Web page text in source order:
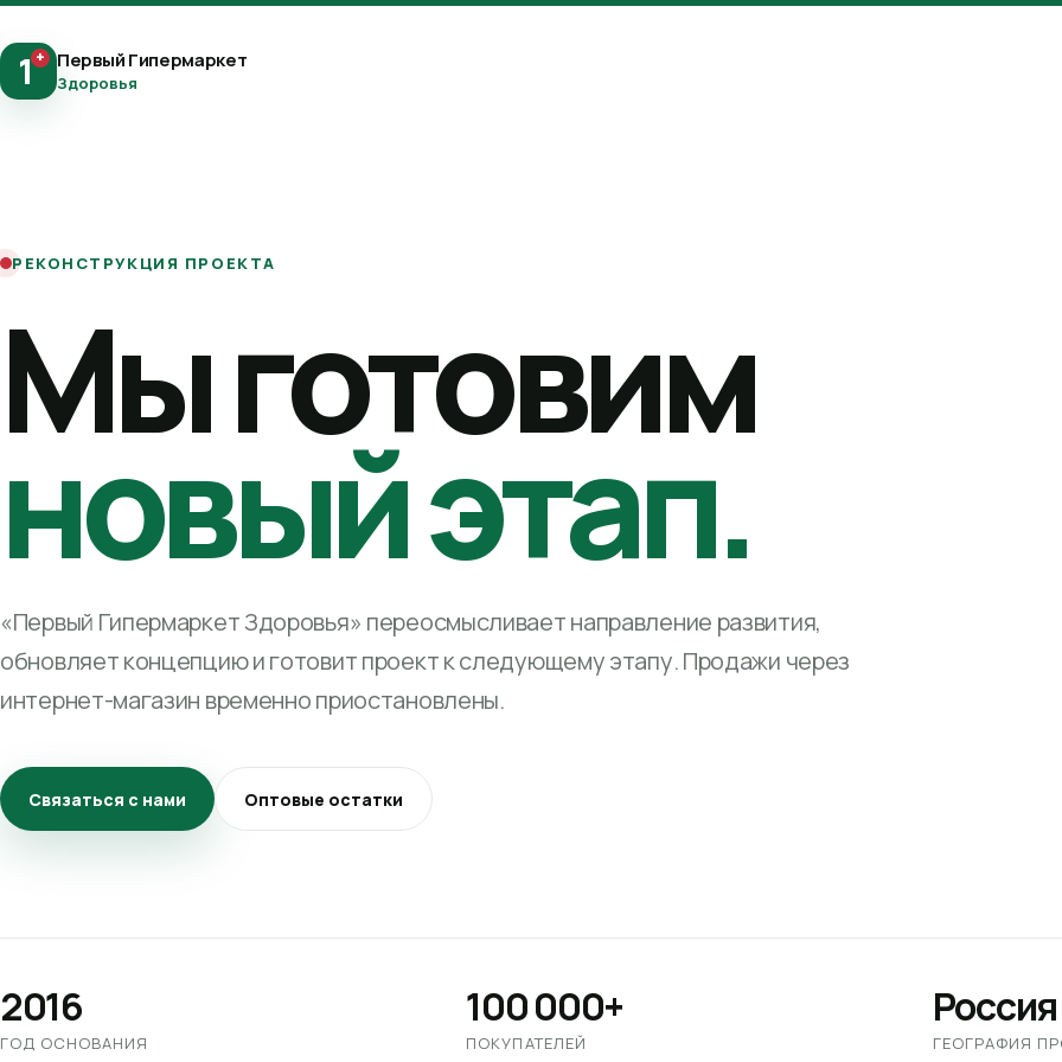
1+ Первый Гипермаркет
Здоровья
РЕКОНСТРУКЦИЯ ПРОЕКТА
Мы готовим
новый этап.
«Первый Гипермаркет Здоровья» переосмысливает направление развития,
обновляет концепцию и готовит проект к следующему этапу. Продажи через
интернет-магазин временно приостановлены.
Связаться с нами Оптовые остатки
2016
ГОД ОСНОВАНИЯ
100 000+
ПОКУПАТЕЛЕЙ
Россия
ГЕОГРАФИЯ